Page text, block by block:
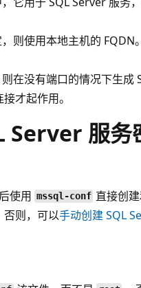
则使用本地主机的 FQDN
在没有端口的情况下生成
才起作用。
Server 服务
使用 mssql-conf 直接创
否则，可以手动创建 SQL